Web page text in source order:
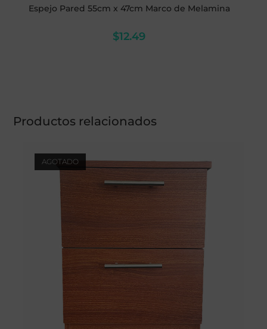
Espejo Pared 55cm x 47cm Marco de Melamina
$12.49
Productos relacionados
AGOTADO